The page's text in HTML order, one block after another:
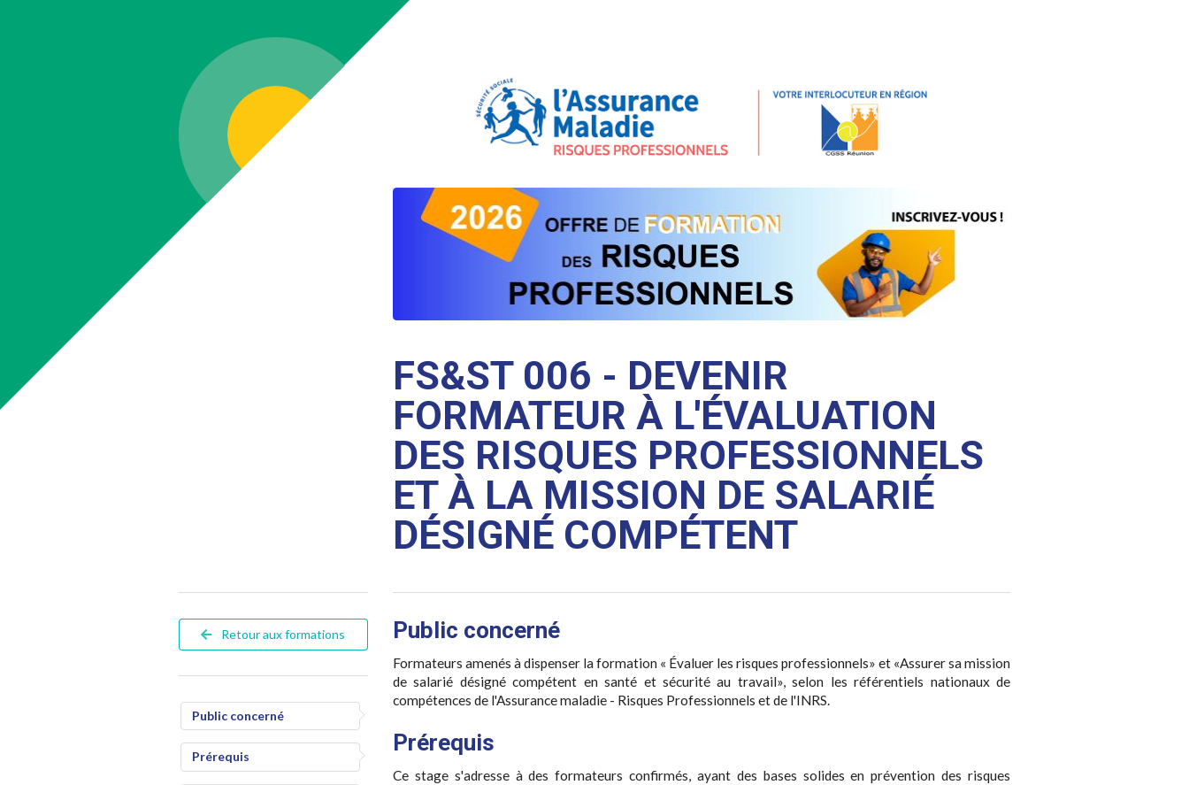
FS&ST 006 - DEVENIR
FORMATEUR À L'ÉVALUATION
DES RISQUES PROFESSIONNELS
ET À LA MISSION DE SALARIÉ
DÉSIGNÉ COMPÉTENT
Retour aux formations
Public concerné
Prérequis
Public concerné
Formateurs amenés à dispenser la formation « Évaluer les risques professionnels» et «Assurer sa mission
de salarié désigné compétent en santé et sécurité au travail», selon les référentiels nationaux de
compétences de l'Assurance maladie - Risques Professionnels et de l'INRS.
Prérequis
Ce stage s'adresse à des formateurs confirmés, ayant des bases solides en prévention des risques